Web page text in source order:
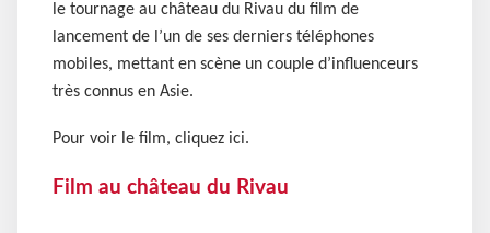
le tournage au château du Rivau du film de
lancement de l’un de ses derniers téléphones
mobiles, mettant en scène un couple d’influenceurs
très connus en Asie.
Pour voir le film, cliquez ici.
Film au château du Rivau